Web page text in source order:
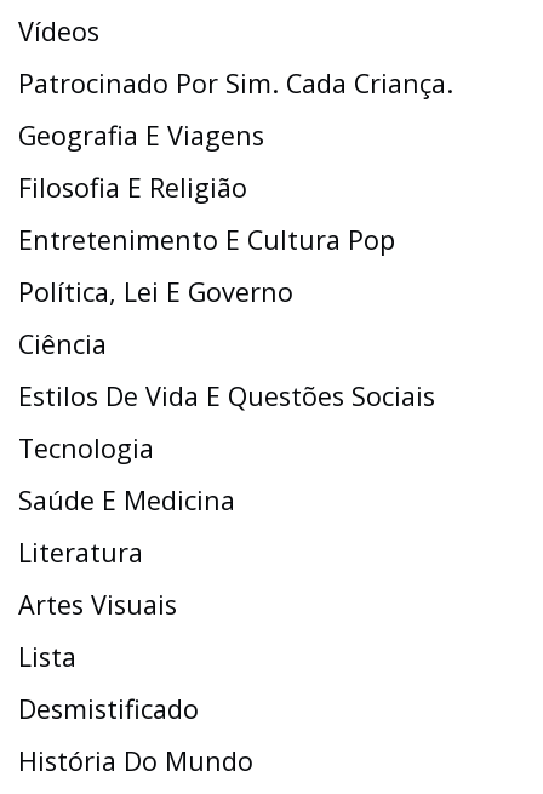
Vídeos
Patrocinado Por Sim. Cada Criança.
Geografia E Viagens
Filosofia E Religião
Entretenimento E Cultura Pop
Política, Lei E Governo
Ciência
Estilos De Vida E Questões Sociais
Tecnologia
Saúde E Medicina
Literatura
Artes Visuais
Lista
Desmistificado
História Do Mundo